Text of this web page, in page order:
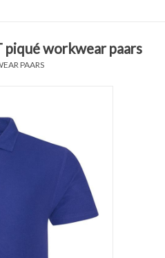
piqué workwear paars
PAARS